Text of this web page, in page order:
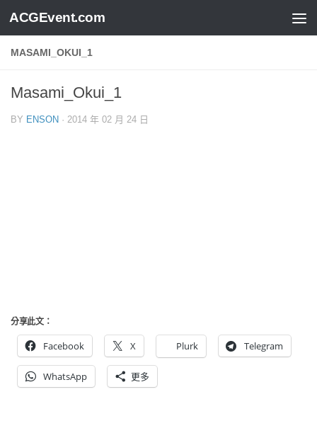
ACGEvent.com
MASAMI_OKUI_1
Masami_Okui_1
BY ENSON · 2014 年 02 月 24 日
分享此文：
Facebook X Plurk Telegram
WhatsApp 更多